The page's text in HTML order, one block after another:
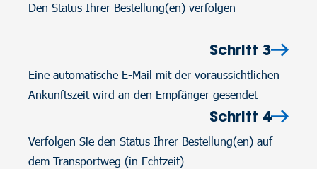
Den Status Ihrer Bestellung(en) verfolgen
Schritt 3
Eine automatische E-Mail mit der voraussichtlichen
Ankunftszeit wird an den Empfänger gesendet
Schritt 4
Verfolgen Sie den Status Ihrer Bestellung(en) auf
dem Transportweg (in Echtzeit)